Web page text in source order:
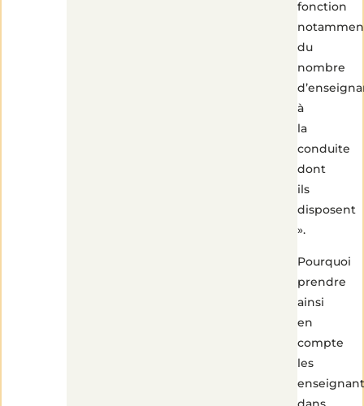
fonction
du
nombre
à
la
conduite
dont
ils
disposent
».
Pourquoi
prendre
ainsi
en
compte
les